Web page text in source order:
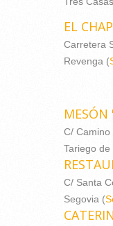
EL
Carretera
Revenga (
MESÓN
C/ Camino
Tariego
C/ Santa
Segovia (